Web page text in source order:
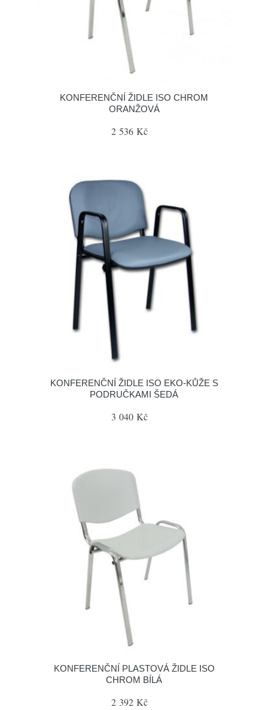
KONFERENČNÍ ŽIDLE ISO CHROM
ORANŽOVÁ
2 536 Kč
KONFERENČNÍ ŽIDLE ISO EKO-KŮŽE S
PODRUČKAMI ŠEDÁ
3 040 Kč
KONFERENČNÍ PLASTOVÁ ŽIDLE ISO
CHROM BÍLÁ
2 392 Kč